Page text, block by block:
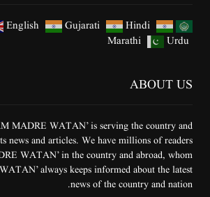
English Gujarati
Hindi
Marathi
Urdu
ABOUT US
MADRE WATAN’ is serving the country and
news and articles. We have millions of readers
WATAN’ in the country and abroad, whom
always keeps informed about the latest
news of the country and nation.